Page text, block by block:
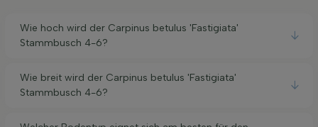
Wie hoch wird der Carpinus betulus 'Fastigiata'
Stammbusch 4-6?
Wie breit wird der Carpinus betulus 'Fastigiata'
Stammbusch 4-6?